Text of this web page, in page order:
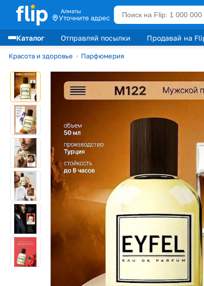
Алматы
Уточните адрес
Каталог Отправляй посылки Продавай на
Лидеры продаж
Красота и здоровье › Парфюмерия